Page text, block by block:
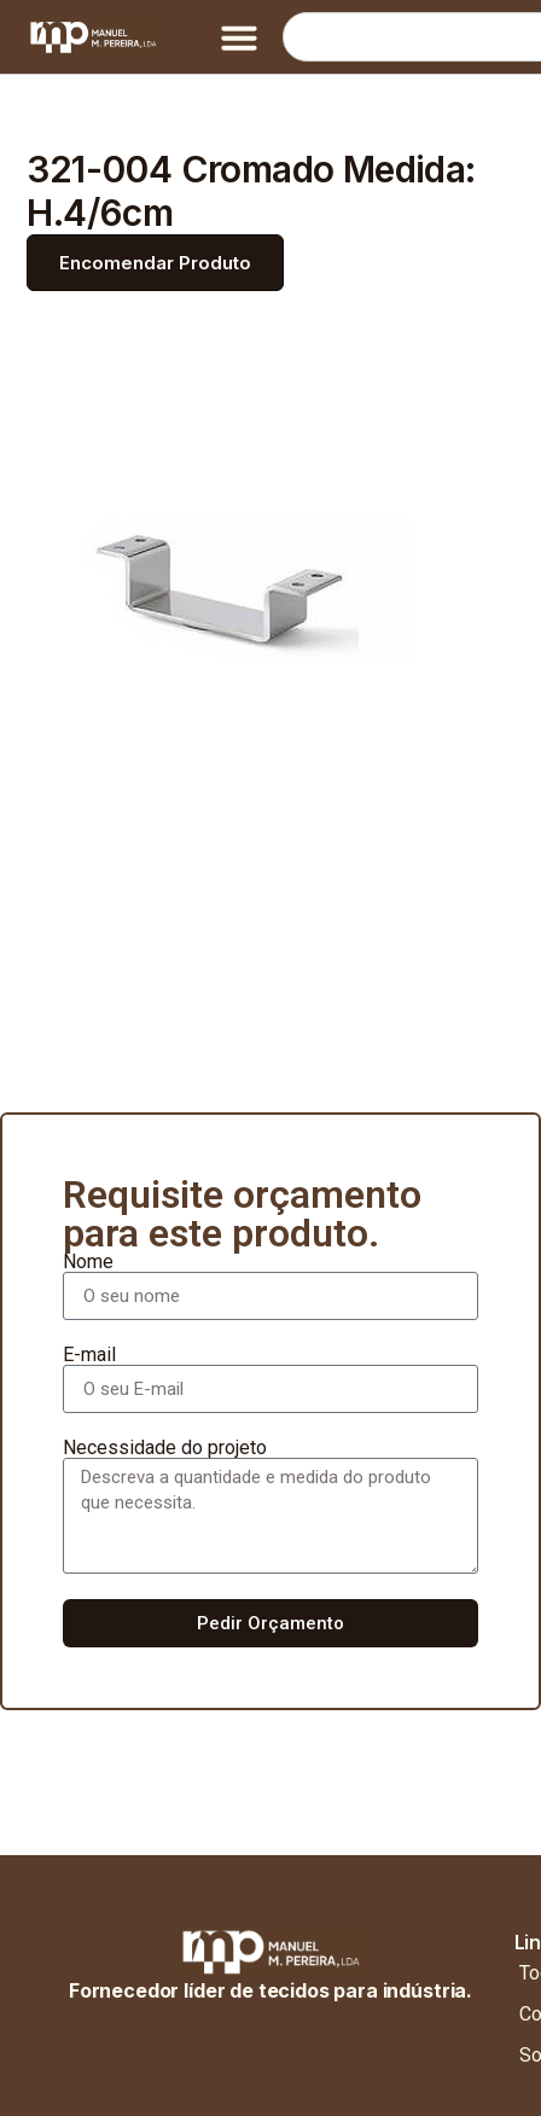
321-004 Cromado Medida:
H.4/6cm
Encomendar Produto
Requisite orçamento
para este produto.
Nome
E-mail
Necessidade do projeto
Pedir Orçamento
Fornecedor líder de tecidos para indústria.